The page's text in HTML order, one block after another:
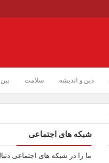
دین و اندیشه سلامت
شبکه های اجتماعی
ما را در شبکه های اجتماعی